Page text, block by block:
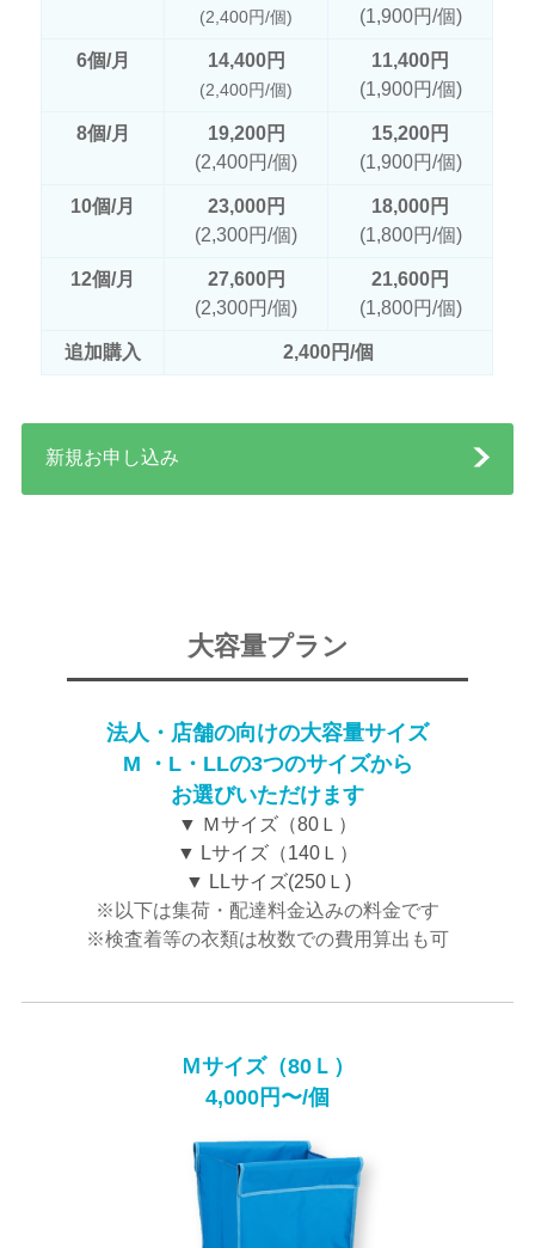
(2,400円/個)
(1,900円/個)
6個/月 14,400円
(2,400円/個)
11,400円
(1,900円/個)
8個/月
19,200円
(2,400円/個)
15,200円
(1,900円/個)
10個/月
23,000円
(2,300円/個)
18,000円
(1,800円/個)
12個/月
27,600円
(2,300円/個)
21,600円
(1,800円/個)
追加購入 2,400円/個
新規お申し込み
大容量プラン
法人・店舗の向けの大容量サイズ
M ・L・LLの3つのサイズから
お選びいただけます
▼ Ｍサイズ（80Ｌ）
▼ Lサイズ（140Ｌ）
▼ LLサイズ(250Ｌ)
※以下は集荷・配達料金込みの料金です
※検査着等の衣類は枚数での費用算出も可
Ｍサイズ（80Ｌ）
4,000円〜/個